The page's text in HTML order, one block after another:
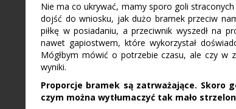
Nie ma co ukrywać, mamy sporo goli
dojść do wniosku, jak dużo bramek przeciw
piłkę w posiadaniu, a przeciwnik wyszedł na
nawet gapiostwem, które wykorzystał
Mógłbym mówić o potrzebie czasu, ale czy w
wyniki.
Proporcje bramek są zatrważające. Skoro
czym można wytłumaczyć tak mało